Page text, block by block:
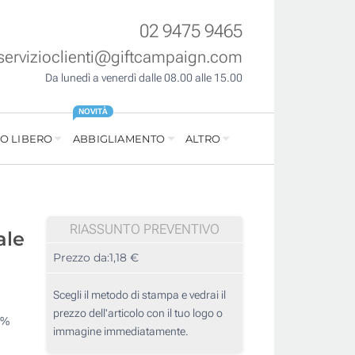
02 9475 9465
Da lunedì a venerdì dalle 08.00 alle 15.00
LIBERO ABBIGLIAMENTO
NOVITÀ
ALTRO
RIASSUNTO PREVENTIVO
Prezzo da:1,18 €
Scegli il metodo di stampa e vedrai il
prezzo dell'articolo con il tuo logo o
immagine immediatamente.